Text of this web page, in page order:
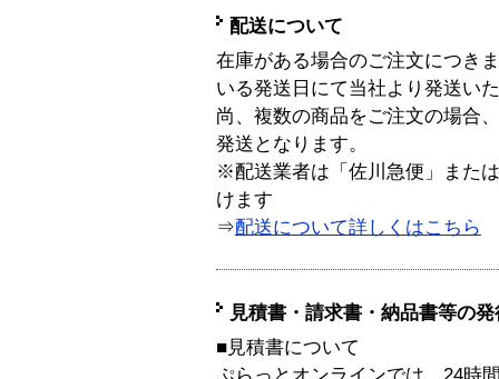
配送について
在庫がある場合のご注文につき
いる発送日にて当社より発送い
尚、複数の商品をご注文の場合
発送となります。
※配送業者は「佐川急便」また
けます
⇒配送について詳しくはこちら
見積書・請求書・納品書等の
■見積書について